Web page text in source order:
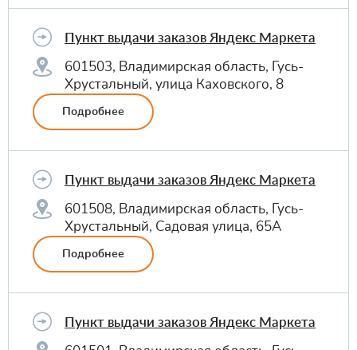
Пункт выдачи заказов Яндекс Маркета
601503, Владимирская область, Гусь-
Хрустальный, улица Каховского, 8
Подробнее
Пункт выдачи заказов Яндекс Маркета
601508, Владимирская область, Гусь-
Хрустальный, Садовая улица, 65А
Подробнее
Пункт выдачи заказов Яндекс Маркета